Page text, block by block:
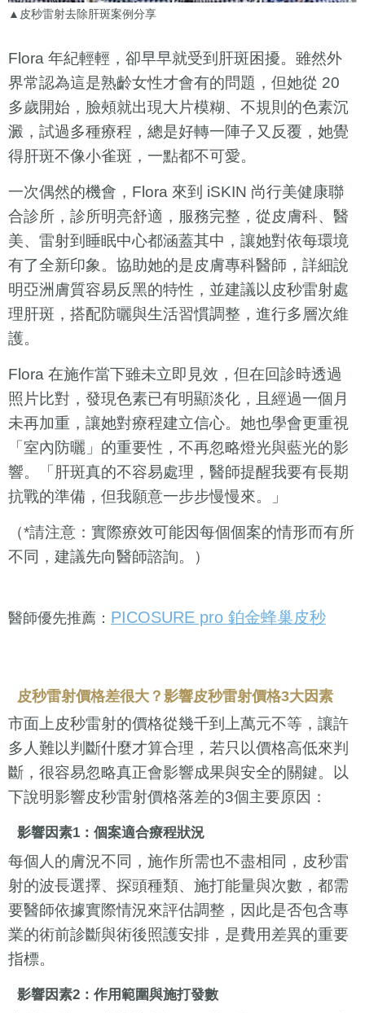
▲皮秒雷射去除肝斑案例分享
Flora 年紀輕輕，卻早早就受到肝斑困擾。雖然外
界常認為這是熟齡女性才會有的問題，但她從 20
多歲開始，臉頰就出現大片模糊、不規則的色素沉
澱，試過多種療程，總是好轉一陣子又反覆，她覺
得肝斑不像小雀斑，一點都不可愛。
一次偶然的機會，Flora 來到 iSKIN 尚行美健康聯
合診所，診所明亮舒適，服務完整，從皮膚科、醫
美、雷射到睡眠中心都涵蓋其中，讓她對依每環境
有了全新印象。協助她的是皮膚專科醫師，詳細說
明亞洲膚質容易反黑的特性，並建議以皮秒雷射處
理肝斑，搭配防曬與生活習慣調整，進行多層次維
護。
Flora 在施作當下雖未立即見效，但在回診時透過
照片比對，發現色素已有明顯淡化，且經過一個月
未再加重，讓她對療程建立信心。她也學會更重視
「室內防曬」的重要性，不再忽略燈光與藍光的影
響。「肝斑真的不容易處理，醫師提醒我要有長期
抗戰的準備，但我願意一步步慢慢來。」
（*請注意：實際療效可能因每個個案的情形而有所
不同，建議先向醫師諮詢。）
醫師優先推薦： PICOSURE pro 鉑金蜂巢皮秒
皮秒雷射價格差很大？影響皮秒雷射價格3大因素
市面上皮秒雷射的價格從幾千到上萬元不等，讓許
多人難以判斷什麼才算合理，若只以價格高低來判
斷，很容易忽略真正會影響成果與安全的關鍵。以
下說明影響皮秒雷射價格落差的3個主要原因：
影響因素1：個案適合療程狀況
每個人的膚況不同，施作所需也不盡相同，皮秒雷
射的波長選擇、探頭種類、施打能量與次數，都需
要醫師依據實際情況來評估調整，因此是否包含專
業的術前診斷與術後照護安排，是費用差異的重要
指標。
影響因素2：作用範圍與施打發數